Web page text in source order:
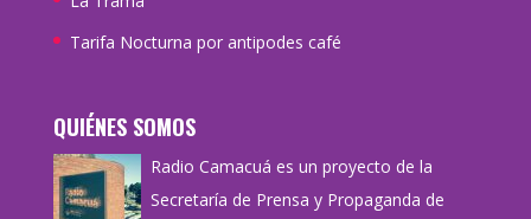
Tarifa Nocturna por antipodes café
QUIÉNES SOMOS
Radio Camacuá es un proyecto de la
Secretaría de Prensa y Propaganda de